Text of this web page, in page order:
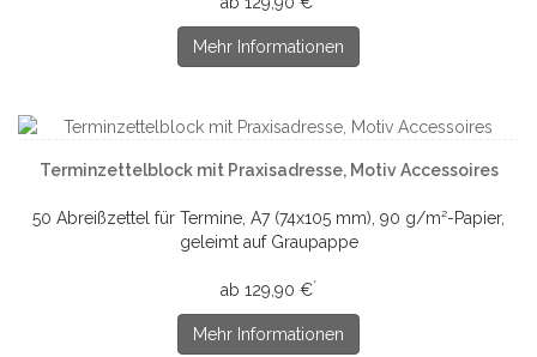
Mehr Informationen
Terminzettelblock mit Praxisadresse, Motiv Accessoires
50 Abreißzettel für Termine, A7 (74x105 mm), 90 g/m²-Papier,
geleimt auf Graupappe
ab 129,90 €*
Mehr Informationen